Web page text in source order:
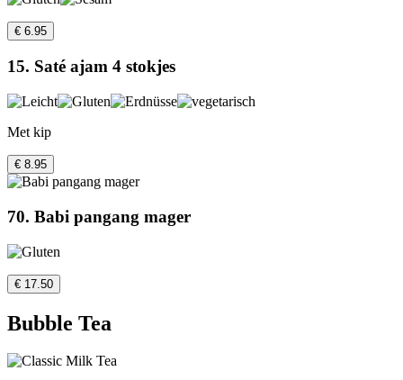
€ 6.95
15. Saté ajam 4 stokjes
Met kip
€ 8.95
70. Babi pangang mager
€ 17.50
Bubble Tea